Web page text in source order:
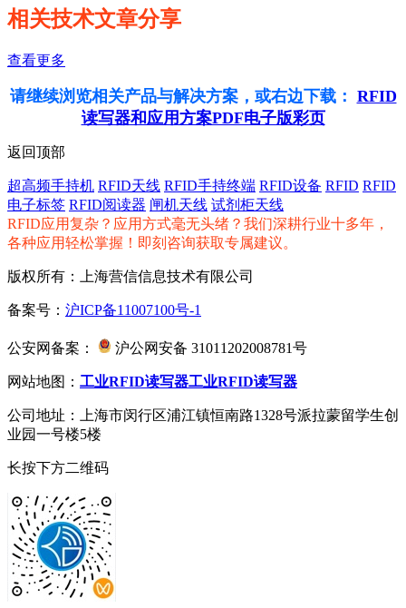
相关技术文章分享
查看更多
请继续浏览相关产品与解决方案，或右边下载： RFID
读写器和应用方案PDF电子版彩页
返回顶部
超高频手持机 RFID天线 RFID手持终端 RFID设备 RFID RFID
电子标签 RFID阅读器 闸机天线 试剂柜天线
RFID应用复杂？应用方式毫无头绪？我们深耕行业十多年，
各种应用轻松掌握！即刻咨询获取专属建议。
版权所有：上海营信信息技术有限公司
备案号： 沪ICP备11007100号-1
公安网备案： 沪公网安备 31011202008781号
网站地图： 工业RFID读写器工业RFID读写器
公司地址：上海市闵行区浦江镇恒南路1328号派拉蒙留学生创
业园一号楼5楼
长按下方二维码